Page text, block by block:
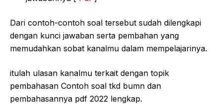
Dari contoh-contoh soal tersebut sudah dilengkapi
dengan kunci jawaban serta pembahan yang
memudahkan sobat kanalmu dalam mempelajarinya.
itulah ulasan kanalmu terkait dengan topik
pembahasan Contoh soal tkd bumn dan
pembahasannya pdf 2022 lengkap.